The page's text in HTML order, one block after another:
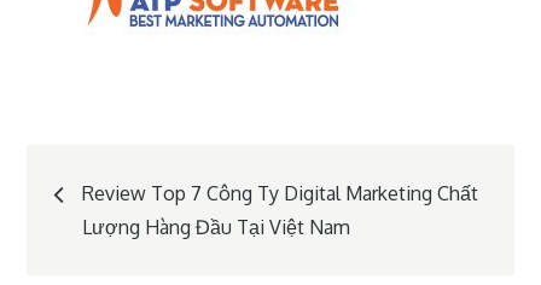
Post
navigation
Review Top 7 Công Ty Digital Marketing Chất
Lượng Hàng Đầu Tại Việt Nam